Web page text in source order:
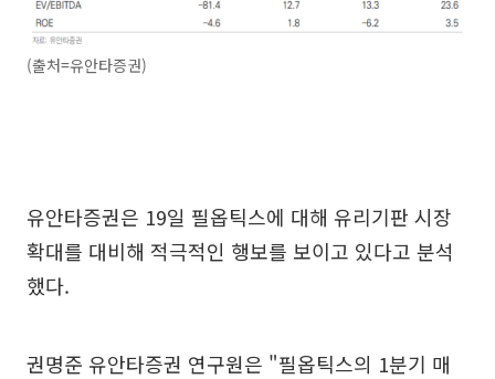
(출처=유안타증권)
유안타증권은 19일 필옵틱스에 대해 유리기판 시장
확대를 대비해 적극적인 행보를 보이고 있다고 분석
했다.
권명준 유안타증권 연구원은 "필옵틱스의 1분기 매